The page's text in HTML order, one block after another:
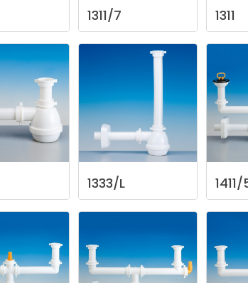
1311/7 1311
1333/L 1411/